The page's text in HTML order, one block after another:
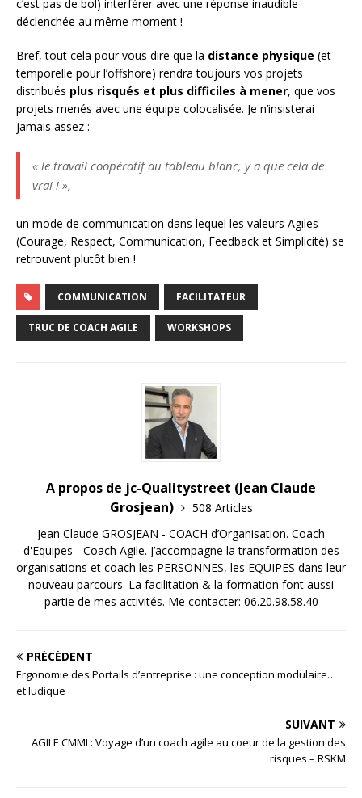
c’est pas de bol) interférer avec une réponse inaudible
déclenchée au même moment !
Bref, tout cela pour vous dire que la distance physique (et
temporelle pour l’offshore) rendra toujours vos projets
distribués plus risqués et plus difficiles à mener, que vos
projets menés avec une équipe colocalisée. Je n’insisterai
jamais assez :
« le travail coopératif au tableau blanc, y a que cela de
vrai ! »,
un mode de communication dans lequel les valeurs Agiles
(Courage, Respect, Communication, Feedback et Simplicité) se
retrouvent plutôt bien !
COMMUNICATION FACILITATEUR
TRUC DE COACH AGILE WORKSHOPS
A propos de jc-Qualitystreet (Jean Claude
Grosjean)
508 Articles
Jean Claude GROSJEAN - COACH d’Organisation. Coach
d'Equipes - Coach Agile. J’accompagne la transformation des
organisations et coach les PERSONNES, les EQUIPES dans leur
nouveau parcours. La facilitation & la formation font aussi
partie de mes activités. Me contacter: 06.20.98.58.40
PRÉCÉDENT
Ergonomie des Portails d’entreprise : une conception modulaire…
et ludique
SUIVANT
AGILE CMMI : Voyage d’un coach agile au coeur de la gestion des
risques – RSKM